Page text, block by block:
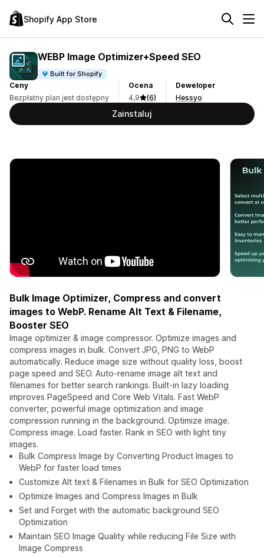
Shopify App Store
WEBP Image Optimizer+Speed SEO
Built for Shopify
Ceny
Bezpłatny plan jest dostępny
Ocena
4,9
(6)
Deweloper
Hessyo
Zainstaluj
Bulk Image Optimizer, Compress and convert
images to WebP. Rename Alt Text & Filename,
Booster SEO
Image optimizer & image compressor. Optimize images and
compress images in bulk. Convert JPG, PNG to WebP
automatically. Reduce image size without quality loss, boost
page speed and SEO. Auto-rename image alt text and
filenames for better search rankings. Built-in lazy loading
improves PageSpeed and Core Web Vitals. Fast WebP
converter, powerful image optimization and image
compression running in the background. Optimize image.
Compress image. Load faster. Rank in SEO with light tiny
images.
Bulk Compress Image by Converting Product Images to
WebP for faster load times
Customize Alt text & Filenames in Bulk for SEO Optimization
Optimize Images and Compress Images in Bulk
Set and Forget with the automatic background SEO
Optimization
Maintain SEO Image Quality while reducing File Size with
Image Compress